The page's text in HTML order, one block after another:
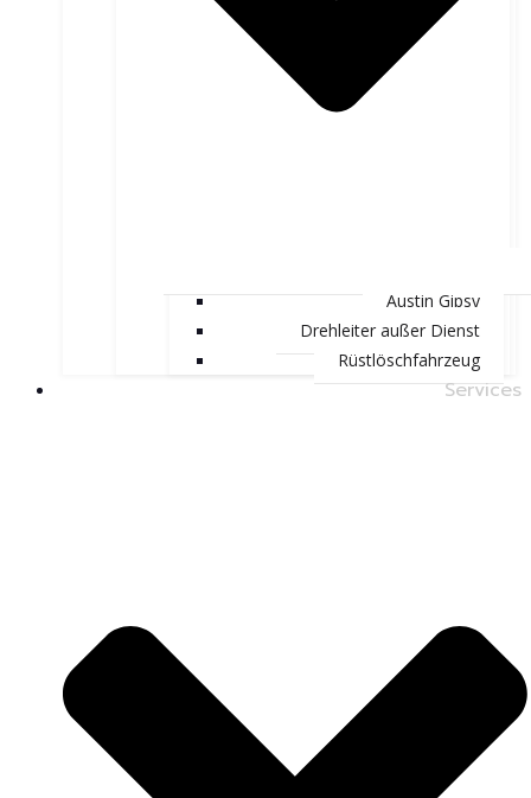
Austin Gipsy
Drehleiter außer Dienst
Rüstlöschfahrzeug
Services